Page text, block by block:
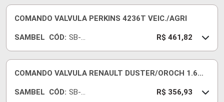
COMANDO VALVULA PERKINS 4236T VEIC./AGRI
SAMBEL CÓD: SB-
R$ 461,82
COMANDO VALVULA RENAULT DUSTER/OROCH 1.6
SAMBEL CÓD: SB-
R$ 356,93